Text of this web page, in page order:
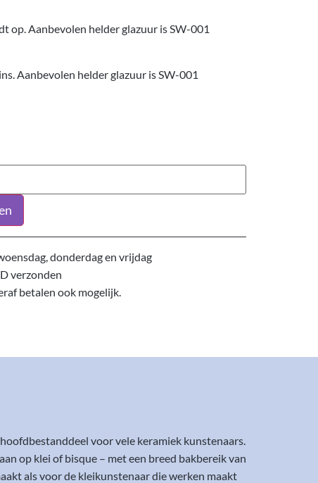
op. Aanbevolen helder glazuur is SW-001
Aanbevolen helder glazuur is SW-001
donderdag en vrijdag
verzonden
betalen ook mogelijk.
voor vele keramiek kunstenaars.
op klei of bisque – met een breed bakbereik van
als voor de kleikunstenaar die werken maakt